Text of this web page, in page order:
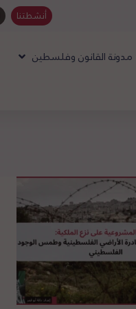
أنشطتنا
مدونة القانون وفلسطين